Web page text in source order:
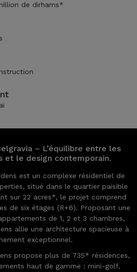
de dirhams*
– L’équilibre entre les
et le design contemporain.
est un complexe résidentiel de
situé dans le quartier paisible
sur 22 acres*, le projet comprend
de six étages (R+6). Proposant une
de 1, 2 et 3 chambres,
allie une architecture spacieuse à
exceptionnel.
propose plus de 735* résidences,
haut de gamme : mini-golf,